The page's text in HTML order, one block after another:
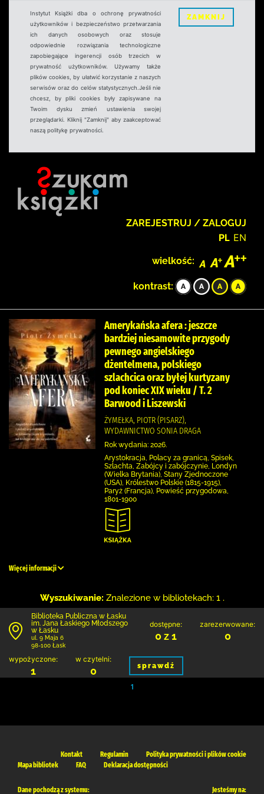
Instytut Książki dba o ochronę prywatności
użytkowników i bezpieczeństwo przetwarzania
ich danych osobowych oraz stosuje
odpowiednie rozwiązania technologiczne
zapobiegające ingerencji osób trzecich w
prywatność użytkowników. Używamy także
plików cookies, by ułatwić korzystanie z naszych
serwisów oraz do celów statystycznych.Jeśli nie
chcesz, by pliki cookies były zapisywane na
Twoim dysku zmień ustawienia swojej
przeglądarki. Kliknij "Zamknij" aby zaakceptować
naszą politykę prywatności.
ZAMKNIJ
ZAREJESTRUJ / ZALOGUJ
PL EN
wielkość:
kontrast:
Amerykańska afera : jeszcze
bardziej niesamowite przygody
pewnego angielskiego
dżentelmena, polskiego
szlachcica oraz byłej kurtyzany
pod koniec XIX wieku / T. 2
Barwood i Liszewski
ŻYMEŁKA, PIOTR (PISARZ),
WYDAWNICTWO SONIA DRAGA
Rok wydania: 2026.
Arystokracja, Polacy za granicą, Spisek,
Szlachta, Zabójcy i zabójczynie, Londyn
(Wielka Brytania), Stany Zjednoczone
(USA), Królestwo Polskie (1815-1915),
Paryż (Francja), Powieść przygodowa,
1801-1900
Więcej informacji
Wyszukiwanie: Znalezione w bibliotekach: 1 .
Biblioteka Publiczna w Łasku
im. Jana Łaskiego Młodszego
w Łasku
ul. 9 Maja 6
98-100 Łask
dostępne:
0 z 1
zarezerwowane:
0
wypożyczone:
1
w czytelni:
0 sprawdź
1
Kontakt Regulamin
Polityka prywatności i plików cookie
Mapa bibliotek
FAQ Deklaracja dostępności
Dane pochodzą z systemu: Jesteśmy na: